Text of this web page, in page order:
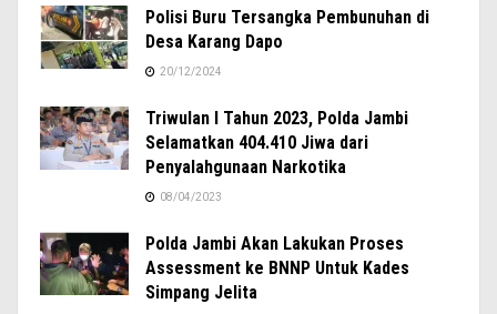
Polisi Buru Tersangka Pembunuhan di
Desa Karang Dapo
20/12/2024
Triwulan I Tahun 2023, Polda Jambi
Selamatkan 404.410 Jiwa dari
Penyalahgunaan Narkotika
08/04/2023
Polda Jambi Akan Lakukan Proses
Assessment ke BNNP Untuk Kades
Simpang Jelita